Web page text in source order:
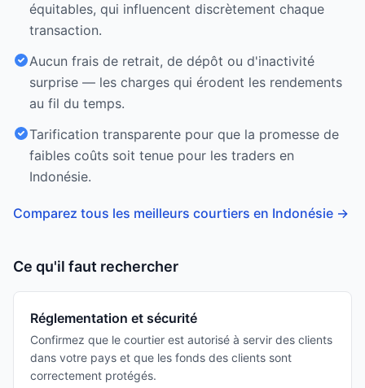
équitables, qui influencent discrètement chaque
transaction.
Aucun frais de retrait, de dépôt ou d'inactivité
surprise — les charges qui érodent les rendements
au fil du temps.
Tarification transparente pour que la promesse de
faibles coûts soit tenue pour les traders en
Indonésie.
Comparez tous les meilleurs courtiers en Indonésie →
Ce qu'il faut rechercher
Réglementation et sécurité
Confirmez que le courtier est autorisé à servir des clients
dans votre pays et que les fonds des clients sont
correctement protégés.